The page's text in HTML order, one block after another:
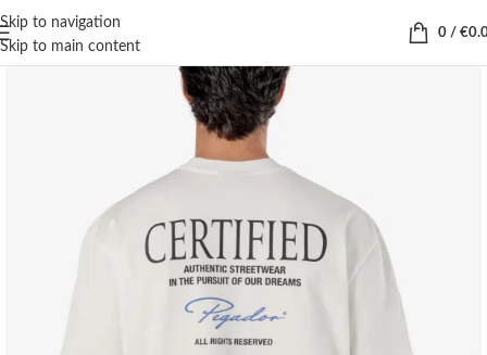
Skip to navigation
Skip to main content
0 / €